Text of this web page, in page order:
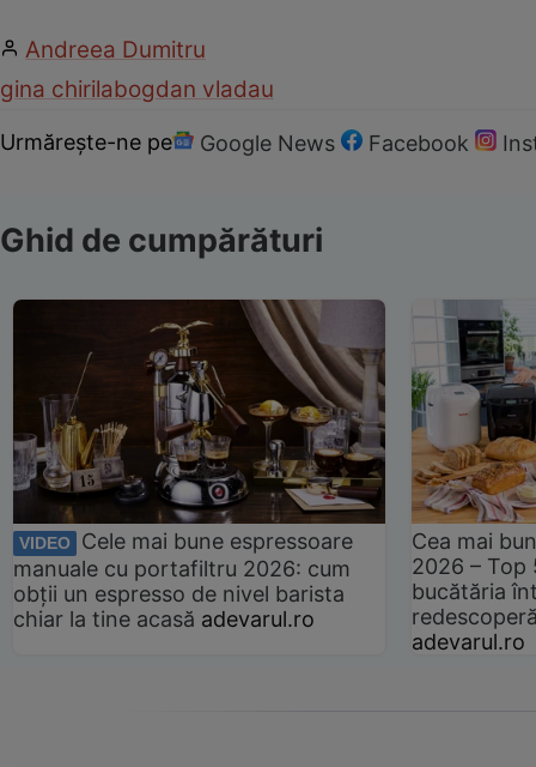
Andreea Dumitru
gina chirilabogdan vladau
Urmărește-ne pe Google News Facebook
Ghid de cumpărături
VIDEO
Cele mai bune espressoare
manuale cu portafiltru 2026: cum
obții un espresso de nivel barista
chiar la tine acasă adevarul.ro
Cea mai
2026 –
bucătăria
adevarul.ro